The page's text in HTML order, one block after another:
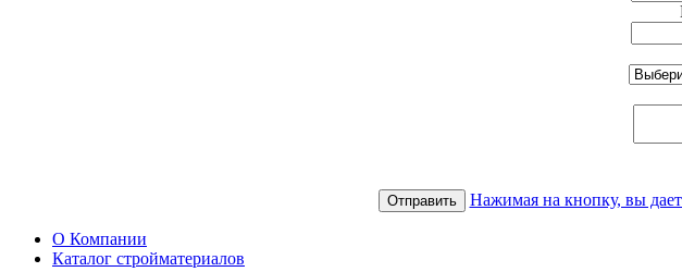
Отправить Нажимая на кнопку, вы
О Компании
Каталог стройматериалов